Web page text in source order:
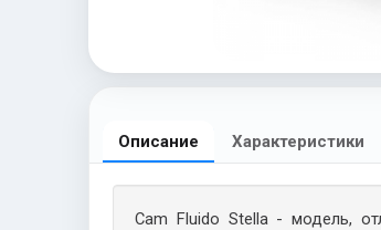
Описание Характеристики
Cam Fluido Stella - модель,